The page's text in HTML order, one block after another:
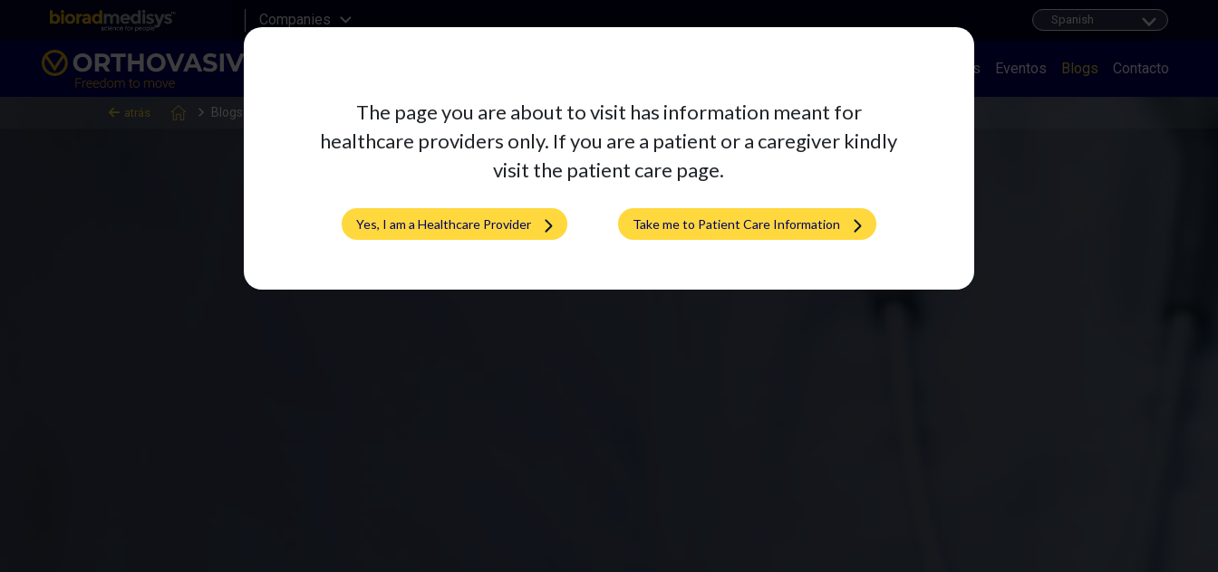
Companies
Distribuidores Eventos Blogs Contacto
The page you are about to visit has information meant for
healthcare providers only. If you are a patient or a caregiver kindly
visit the patient care page.
Yes, I am a Healthcare Provider Take me to Patient Care Information
atrás Blogs